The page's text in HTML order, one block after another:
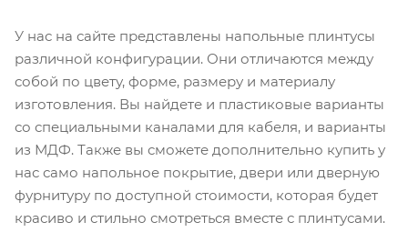
У нас на сайте представлены напольные плинтусы
различной конфигурации. Они отличаются между
собой по цвету, форме, размеру и материалу
изготовления. Вы найдете и пластиковые варианты
со специальными каналами для кабеля, и варианты
из МДФ. Также вы сможете дополнительно купить у
нас само напольное покрытие, двери или дверную
фурнитуру по доступной стоимости, которая будет
красиво и стильно смотреться вместе с плинтусами.